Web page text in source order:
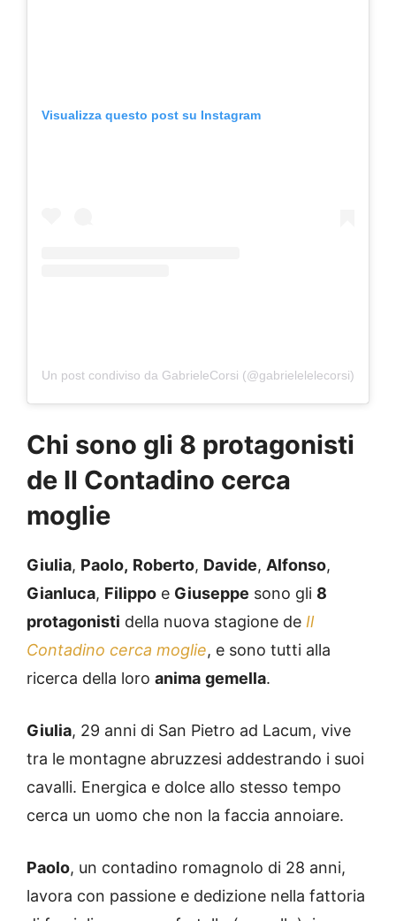
Visualizza questo post su Instagram
Un post condiviso da GabrieleCorsi (@gabrielelelecorsi)
Chi sono gli 8 protagonisti
de Il Contadino cerca
moglie
Giulia, Paolo, Roberto, Davide, Alfonso,
Gianluca, Filippo e Giuseppe sono gli 8
protagonisti della nuova stagione de Il
Contadino cerca moglie, e sono tutti alla
ricerca della loro anima gemella.
Giulia, 29 anni di San Pietro ad Lacum, vive
tra le montagne abruzzesi addestrando i suoi
cavalli. Energica e dolce allo stesso tempo
cerca un uomo che non la faccia annoiare.
Paolo, un contadino romagnolo di 28 anni,
lavora con passione e dedizione nella fattoria